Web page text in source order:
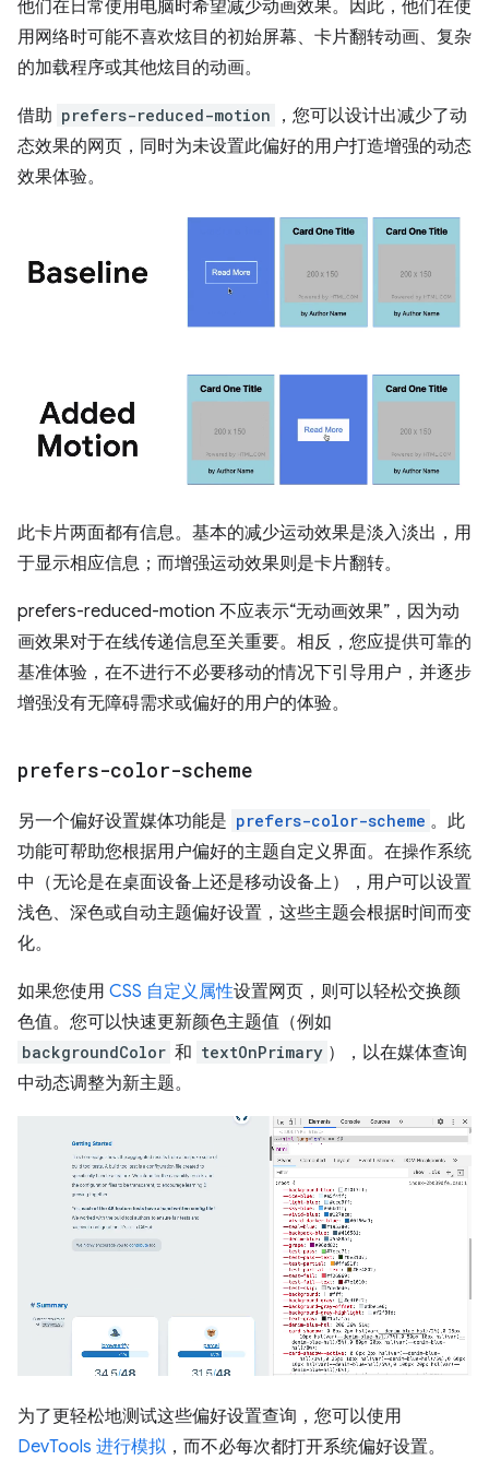
他们在日常使用电脑时希望减少动画效果。因此，他们在使
用网络时可能不喜欢炫目的初始屏幕、卡片翻转动画、复杂
的加载程序或其他炫目的动画。
借助 prefers-reduced-motion
，您可以设计出减少了动
态效果的网页，同时为未设置此偏好的用户打造增强的动态
效果体验。
此卡片两面都有信息。基本的减少运动效果是淡入淡出，用
于显示相应信息；而增强运动效果则是卡片翻转。
prefers-reduced-motion 不应表示“无动画效果”，因为动
画效果对于在线传递信息至关重要。相反，您应提供可靠的
基准体验，在不进行不必要移动的情况下引导用户，并逐步
增强没有无障碍需求或偏好的用户的体验。
prefers-color-scheme
另一个偏好设置媒体功能是 prefers-color-scheme 。此
功能可帮助您根据用户偏好的主题自定义界面。在操作系统
中（无论是在桌面设备上还是移动设备上），用户可以设置
浅色、深色或自动主题偏好设置，这些主题会根据时间而变
化。
如果您使用 CSS 自定义属性设置网页，则可以轻松交换颜
色值。您可以快速更新颜色主题值（例如
backgroundColor 和 textOnPrimary ），以在媒体查询
中动态调整为新主题。
为了更轻松地测试这些偏好设置查询，您可以使用
DevTools 进行模拟 ，而不必每次都打开系统偏好设置。